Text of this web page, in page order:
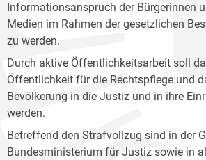
Informationsanspruch der Bürgerinnen
Medien im Rahmen der gesetzlichen
zu werden.
Durch aktive Öffentlichkeitsarbeit soll
Öffentlichkeit für die Rechtspflege und
Bevölkerung in die Justiz und in ihre
werden.
Betreffend den Strafvollzug sind in der
Bundesministerium für Justiz sowie in